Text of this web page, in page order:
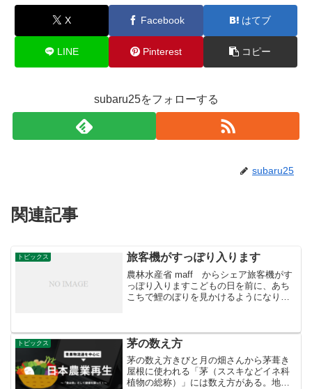
X Facebook はてブ
LINE Pinterest コピー
subaru25をフォローする
subaru25
関連記事
トピックス 旅客機がすっぽり入ります
農林水産省 maff からシェア旅客機がす
っぽり入りますこどもの日を前に、あち
こちで鯉のぼりを見かけるようになりま
す。その大きさ、な...
トピックス 茅の数え方
茅の数え方きびと月の畑さんから茅葺き
屋根に使われる「茅（ススキなどイネ科
植物の総称）」には数え方がある。地